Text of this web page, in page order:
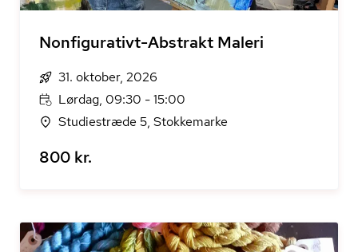
Nonfigurativt-Abstrakt Maleri
31. oktober, 2026
Lørdag, 09:30 - 15:00
Studiestræde 5, Stokkemarke
800 kr.